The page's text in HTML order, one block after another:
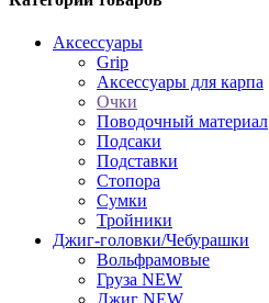
Аксессуары
Grip
Аксессуары для карпа
Очки
Поводочный материал
Подсаки
Подставки
Стопора
Сумки
Тройники
Джиг-головки/Чебурашки
Вольфрамовые
Груза NEW
Джиг NEW